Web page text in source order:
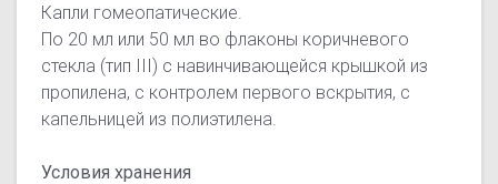
Капли гомеопатические.
По 20 мл или 50 мл во флаконы коричневого
стекла (тип III) с навинчивающейся крышкой из
пропилена, c контролем первого вскрытия, с
капельницей из полиэтилена.
Условия хранения